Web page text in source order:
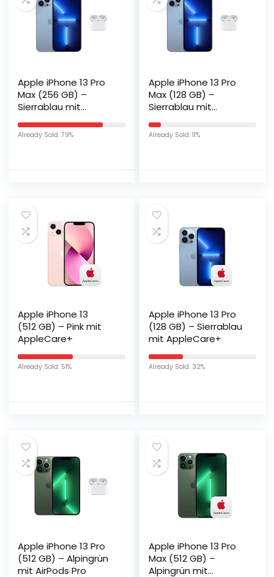
Apple iPhone 13 Pro
Max (256 GB) –
Sierrablau mit
Already Sold: 79%
Apple iPhone 13 Pro
Max (128 GB) –
Sierrablau mit
Already Sold: 11%
Apple iPhone 13
(512 GB) – Pink mit
AppleCare+
Already Sold: 51%
Apple iPhone 13 Pro
(128 GB) – Sierrablau
mit AppleCare+
Already Sold: 32%
Apple iPhone 13 Pro
(512 GB) – Alpingrün
mit AirPods Pro
Apple iPhone 13 Pro
Max (512 GB) –
Alpingrün mit